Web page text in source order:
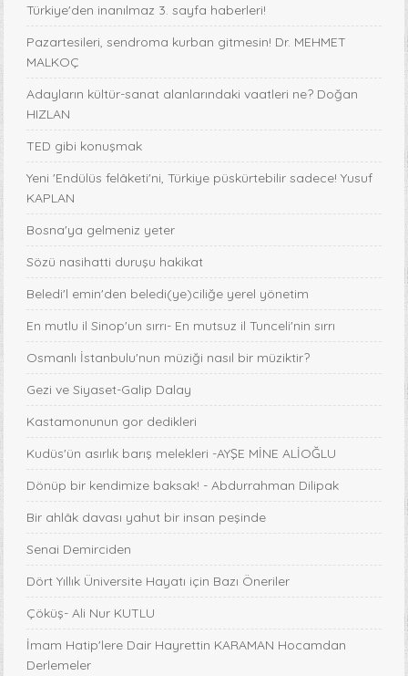
Türkiye'den inanılmaz 3. sayfa haberleri!
Pazartesileri, sendroma kurban gitmesin! Dr. MEHMET
MALKOÇ
Adayların kültür-sanat alanlarındaki vaatleri ne? Doğan
HIZLAN
TED gibi konuşmak
Yeni 'Endülüs felâketi'ni, Türkiye püskürtebilir sadece! Yusuf
KAPLAN
Bosna'ya gelmeniz yeter
Sözü nasihatti duruşu hakikat
Beledi'l emin'den beledi(ye)ciliğe yerel yönetim
En mutlu il Sinop'un sırrı- En mutsuz il Tunceli'nin sırrı
Osmanlı İstanbulu'nun müziği nasıl bir müziktir?
Gezi ve Siyaset-Galip Dalay
Kastamonunun gor dedikleri
Kudüs'ün asırlık barış melekleri -AYŞE MİNE ALİOĞLU
Dönüp bir kendimize baksak! - Abdurrahman Dilipak
Bir ahlâk davası yahut bir insan peşinde
Senai Demirciden
Dört Yıllık Üniversite Hayatı için Bazı Öneriler
Çöküş- Ali Nur KUTLU
İmam Hatip'lere Dair Hayrettin KARAMAN Hocamdan
Derlemeler